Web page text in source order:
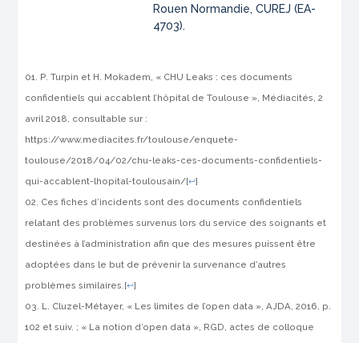
Rouen Normandie, CUREJ (EA-
4703).
P. Turpin et H. Mokadem, « CHU Leaks : ces documents
confidentiels qui accablent l’hôpital de Toulouse », Médiacités, 2
avril 2018, consultable sur :
https://www.mediacites.fr/toulouse/enquete-
toulouse/2018/04/02/chu-leaks-ces-documents-confidentiels-
qui-accablent-lhopital-toulousain/[↩]
Ces fiches d’incidents sont des documents confidentiels
relatant des problèmes survenus lors du service des soignants et
destinées à l’administration afin que des mesures puissent être
adoptées dans le but de prévenir la survenance d’autres
problèmes similaires.[↩]
L. Cluzel-Métayer, « Les limites de l’open data », AJDA, 2016, p.
102 et suiv. ; « La notion d’open data », RGD, actes de colloque